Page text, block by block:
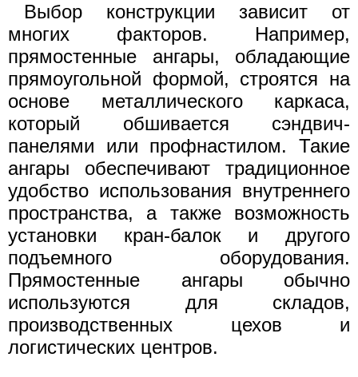
Выбор конструкции зависит от
многих факторов. Например,
прямостенные ангары, обладающие
прямоугольной формой, строятся на
основе металлического каркаса,
который обшивается сэндвич-
панелями или профнастилом. Такие
ангары обеспечивают традиционное
удобство использования внутреннего
пространства, а также возможность
установки кран-балок и другого
подъемного оборудования.
Прямостенные ангары обычно
используются для складов,
производственных цехов и
логистических центров.